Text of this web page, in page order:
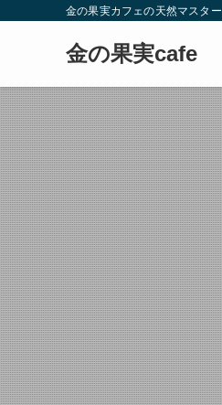
金の果実カフェの天然マスタ
金の果実cafe